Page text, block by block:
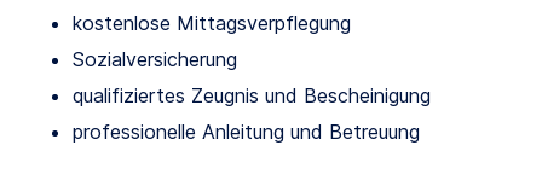
kostenlose Mittagsverpflegung
Sozialversicherung
qualifiziertes Zeugnis und Bescheinigung
professionelle Anleitung und Betreuung